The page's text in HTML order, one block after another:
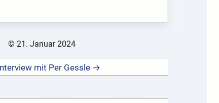
© 21. Januar 2024
mit Per Gessle →